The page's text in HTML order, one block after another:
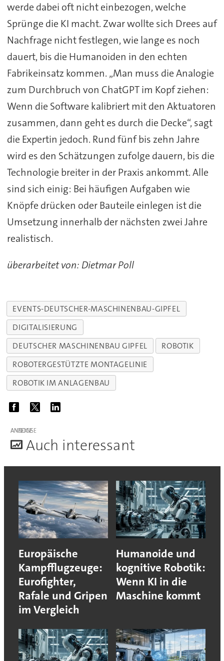
werde dabei oft nicht einbezogen, welche
Sprünge die KI macht. Zwar wollte sich Drees auf
Nachfrage nicht festlegen, wie lange es noch
dauert, bis die Humanoiden in den echten
Fabrikeinsatz kommen. „Man muss die Analogie
zum Durchbruch von ChatGPT im Kopf ziehen:
Wenn die Software kalibriert mit den Aktuatoren
zusammen, dann geht es durch die Decke“, sagt
die Expertin jedoch. Rund fünf bis zehn Jahre
wird es den Schätzungen zufolge dauern, bis die
Technologie breiter in der Praxis ankommt. Alle
sind sich einig: Bei häufigen Aufgaben wie
Knöpfe drücken oder Bauteile einlegen ist die
Umsetzung innerhalb der nächsten zwei Jahre
realistisch.
überarbeitet von: Dietmar Poll
EVENTS-DEUTSCHER-MASCHINENBAU-GIPFEL
DIGITALISIERUNG
DEUTSCHER MASCHINENBAU GIPFEL
ROBOTIK
ROBOTERGESTÜTZTE MONTAGELINIE
ROBOTIK IM ANLAGENBAU
ANZEIGE
Auch interessant
Europäische
Kampfflugzeuge:
Eurofighter,
Rafale und Gripen
im Vergleich
Humanoide und
kognitive Robotik:
Wenn KI in die
Maschine kommt